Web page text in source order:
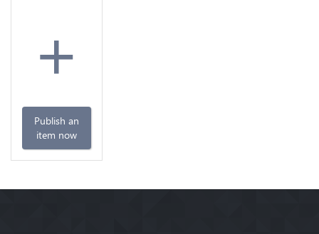
+
Publish an
item now